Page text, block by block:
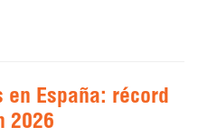
España: récord
2026